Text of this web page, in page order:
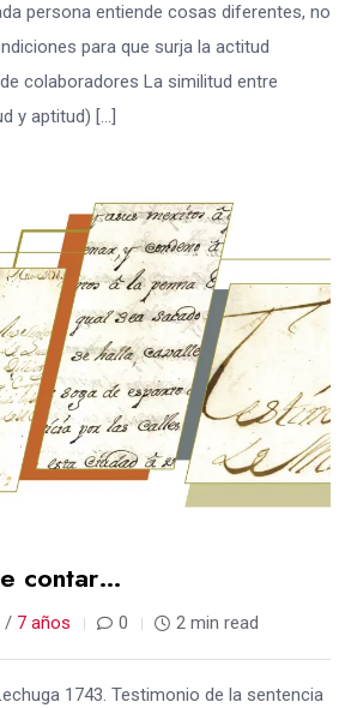
persona entiende cosas diferentes, no
para que surja la actitud
colaboradores La similitud entre
y aptitud) […]
contar…
/ 7 años 0 2 min read
1743. Testimonio de la sentencia